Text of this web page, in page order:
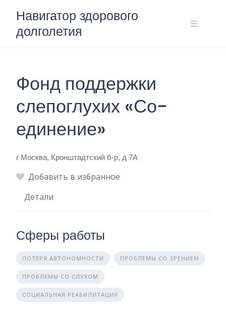
content
Навигатор здорового
долголетия
Фонд поддержки
слепоглухих «Со-
единение»
г Москва, Кронштадтский б-р, д 7А
Добавить в избранное
Детали
Сферы работы
ПОТЕРЯ АВТОНОМНОСТИ ПРОБЛЕМЫ СО ЗРЕНИЕМ
ПРОБЛЕМЫ СО СЛУХОМ
СОЦИАЛЬНАЯ РЕАБИЛИТАЦИЯ